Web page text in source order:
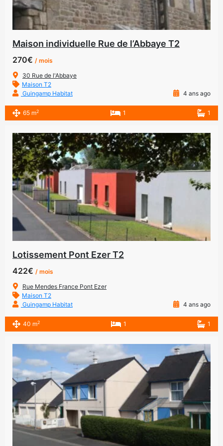
Maison individuelle Rue de l’Abbaye T2
270€ / mois
30 Rue de l'Abbaye
Maison T2
Guingamp Habitat
4 ans ago
65 m2 1 1
Lotissement Pont Ezer T2
422€ / mois
Rue Mendes France Pont Ezer
Maison T2
Guingamp Habitat
4 ans ago
40 m2 1 1